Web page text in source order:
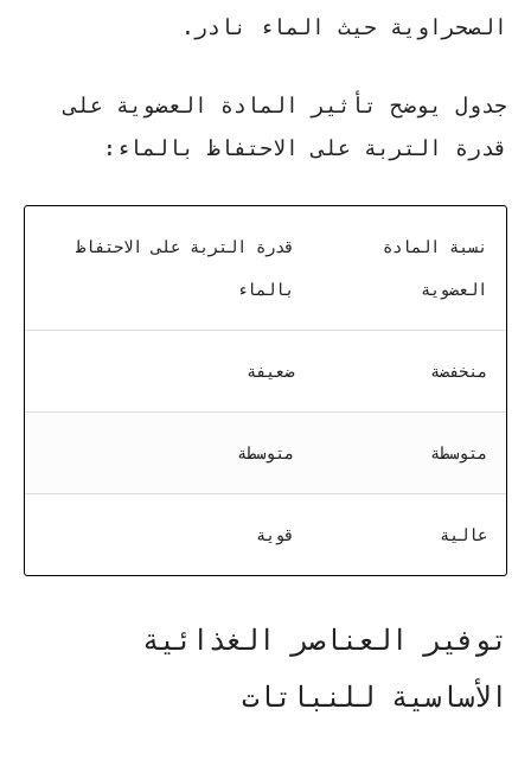
الصحراوية حيث الماء نادر.
جدول يوضح تأثير المادة العضوية على
قدرة التربة على الاحتفاظ بالماء:
نسبة المادة
العضوية
قدرة التربة على الاحتفاظ
بالماء
منخفضة ضعيفة
متوسطة متوسطة
عالية قوية
توفير العناصر الغذائية
الأساسية للنباتات